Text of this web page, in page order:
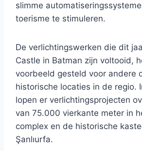
slimme
toerisme te stimuleren.
De verlichtingswerken die dit
Castle in Batman zijn voltooid,
voorbeeld gesteld voor andere
historische locaties in de regio.
lopen er verlichtingsprojecten
van 75.000 vierkante meter in
complex en de historische
Şanlıurfa.